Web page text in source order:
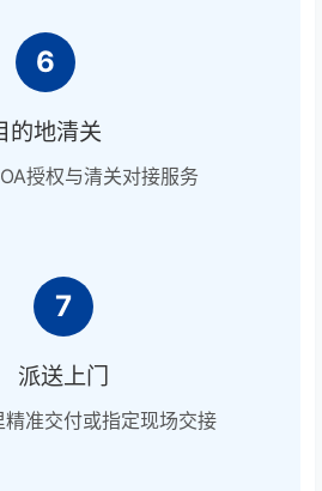
6
的地清关
授权与清关对接服务
7
派送上门
准交付或指定现场交接